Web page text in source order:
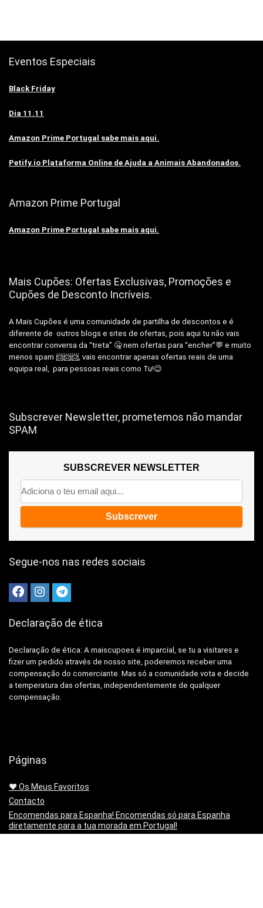
Eventos Especiais
Black Friday
Dia 11.11
Amazon Prime Portugal sabe mais aqui.
Petify.io Plataforma Online de Ajuda a Animais Abandonados.
Amazon Prime Portugal
Amazon Prime Portugal sabe mais aqui.
Mais Cupões: Ofertas Exclusivas, Promoções e
Cupões de Desconto Incríveis.
A Mais Cupões é uma comunidade de partilha de descontos e é
diferente de outros blogs e sites de ofertas, pois aqui tu não vais
encontrar conversa da “treta” 🤐 nem ofertas para “encher”💬 e muito
menos spam 📨📨📨, vais encontrar apenas ofertas reais de uma
equipa real, para pessoas reais como Tu!😉
Subscrever Newsletter, prometemos não mandar
SPAM
SUBSCREVER NEWSLETTER
Segue-nos nas redes sociais
Declaração de ética
Declaração de ética: A maiscupoes é imparcial, se tu a visitares e
fizer um pedido através de nosso site, poderemos receber uma
compensação do comerciante. Mas só a comunidade vota e decide
a temperatura das ofertas, independentemente de qualquer
compensação.
Páginas
❤️ Os Meus Favoritos
Contacto
Encomendas para Espanha! Encomendas só para Espanha
diretamente para a tua morada em Portugal!